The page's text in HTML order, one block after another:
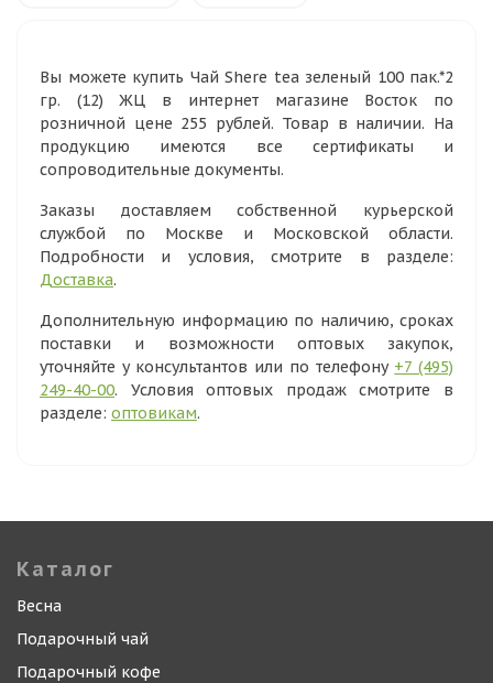
Вы можете купить Чай Shere tea зеленый 100 пак.*2
гр. (12) ЖЦ в интернет магазине Восток по
розничной цене 255 рублей. Товар в наличии. На
продукцию имеются все сертификаты и
сопроводительные документы.
Заказы доставляем собственной курьерской
службой по Москве и Московской области.
Подробности и условия, смотрите в разделе:
Доставка.
Дополнительную информацию по наличию, сроках
поставки и возможности оптовых закупок,
уточняйте у консультантов или по телефону +7 (495)
249-40-00. Условия оптовых продаж смотрите в
разделе: оптовикам.
Каталог
Весна
Подарочный чай
Подарочный кофе